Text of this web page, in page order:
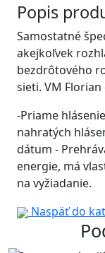
Popis
Samostatné
akejkoľvek
bezdrôtového
sieti. VM Florian
-Priame
nahratých
dátum -
energie, má
na vyžiadanie.
Naspäť do